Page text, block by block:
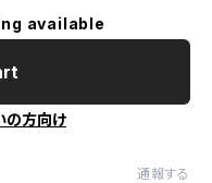
available
の方向け
通報する